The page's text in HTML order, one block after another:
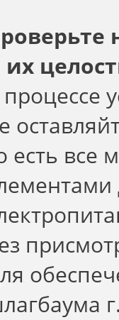
их
процессе
есть все